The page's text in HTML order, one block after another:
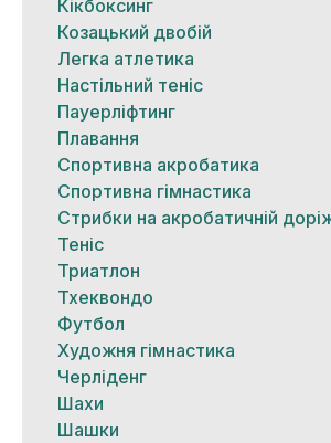
Кікбоксинг
Козацький двобій
Легка атлетика
Настільний теніс
Пауерліфтинг
Плавання
Спортивна акробатика
Спортивна гімнастика
Стрибки на акробатичній
Теніс
Триатлон
Тхеквондо
Футбол
Художня гімнастика
Черліденг
Шахи
Шашки